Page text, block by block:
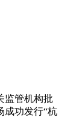
监管机构批
成功发行“杭